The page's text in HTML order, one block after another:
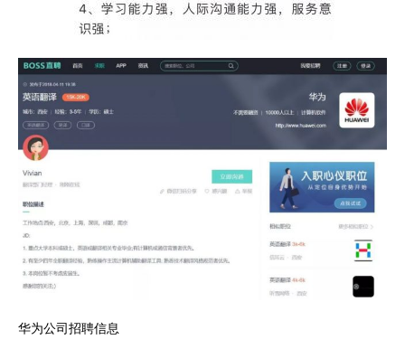
华为公司招聘信息